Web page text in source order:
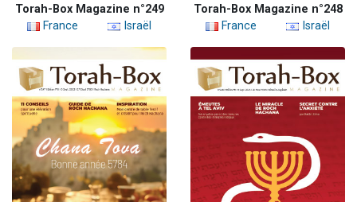
Torah-Box Magazine n°249
France
Israël
Torah-Box Magazine n°248
France
Israël